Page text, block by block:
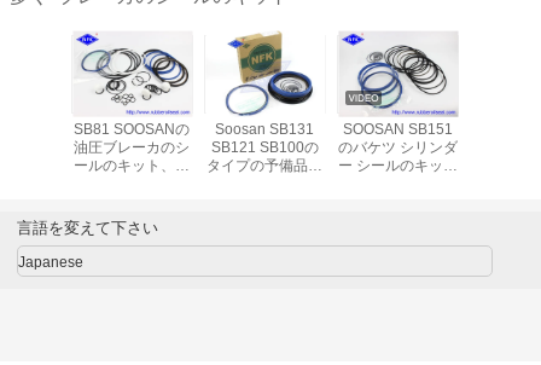
圧力
SB81 SOOSANの
油圧ブレーカのシ
ールのキット、ポ
Soosan SB131
SB121 SB100の
タイプの予備品の
SOOSAN SB151
のバケツ シリンダ
ー シールのキット
言語を変えて下さい
Japanese